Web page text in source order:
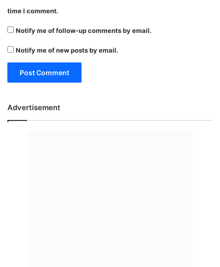
time I comment.
Notify me of follow-up comments by email.
Notify me of new posts by email.
Advertisement